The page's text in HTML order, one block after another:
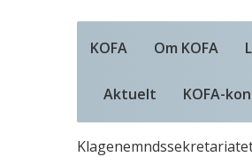
KOFA Om KOFA
Aktuelt KOFA-